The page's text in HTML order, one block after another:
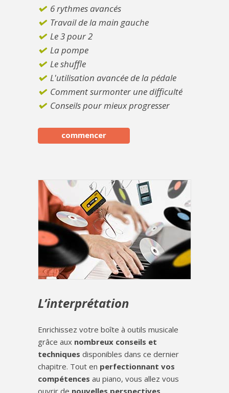
6 rythmes avancés
Travail de la main gauche
Le 3 pour 2
La pompe
Le shuffle
L'utilisation avancée de la pédale
Comment surmonter une difficulté
Conseils pour mieux progresser
commencer
L’interprétation
Enrichissez votre boîte à outils musicale
grâce aux nombreux conseils et
techniques disponibles dans ce dernier
chapitre. Tout en perfectionnant vos
compétences au piano, vous allez vous
ouvrir de nouvelles perspectives